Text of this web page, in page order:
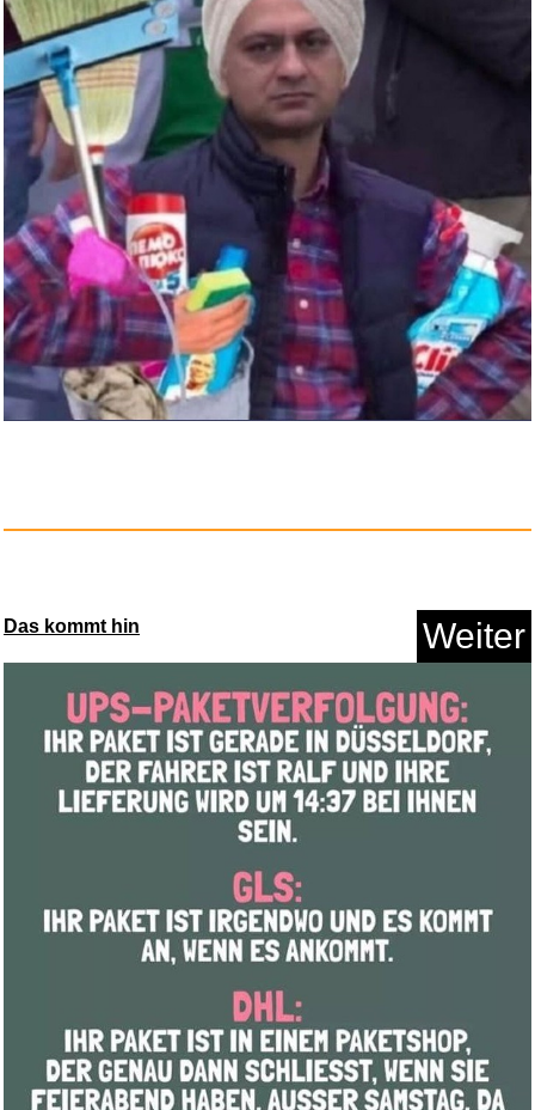
ICY BOX Monitor Halterung
f&uu...
Anzeige
Anzeige
Cap Waschmaschinen Form,
Baseb...
Anzeige
Das kommt hin Weiter